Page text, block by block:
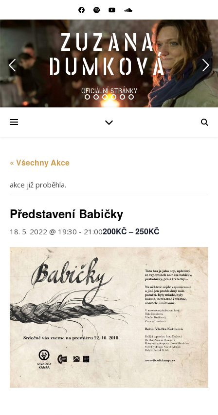
ZUZANA
DUMKOVÁ
OFICIÁLNÍ STRÁNKY
« Všechny Akce
akce již proběhla.
Představení Babičky
18. 5. 2022 @ 19:30 - 21:00200KČ – 250KČ